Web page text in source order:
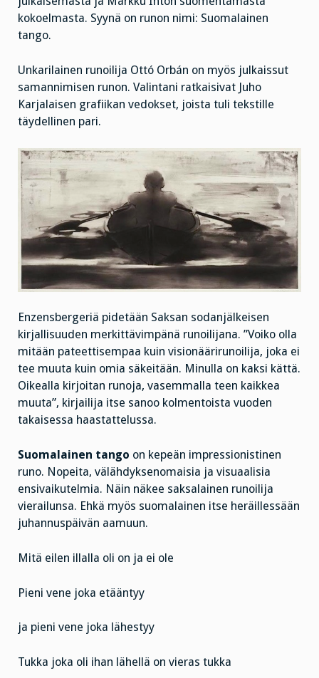
kokoelmasta. Syynä on runon nimi: Suomalainen
tango.
Unkarilainen runoilija Ottó Orbán on myös julkaissut
samannimisen runon. Valintani ratkaisivat Juho
Karjalaisen grafiikan vedokset, joista tuli tekstille
täydellinen pari.
Enzensbergeriä pidetään Saksan sodanjälkeisen
kirjallisuuden merkittävimpänä runoilijana. ”Voiko olla
mitään pateettisempaa kuin visionäärirunoilija, joka ei
tee muuta kuin omia säkeitään. Minulla on kaksi kättä.
Oikealla kirjoitan runoja, vasemmalla teen kaikkea
muuta”, kirjailija itse sanoo kolmentoista vuoden
takaisessa haastattelussa.
Suomalainen tango on kepeän impressionistinen
runo. Nopeita, välähdyksenomaisia ja visuaalisia
ensivaikutelmia. Näin näkee saksalainen runoilija
vierailunsa. Ehkä myös suomalainen itse heräillessään
juhannuspäivän aamuun.
Mitä eilen illalla oli on ja ei ole
Pieni vene joka etääntyy
ja pieni vene joka lähestyy
Tukka joka oli ihan lähellä on vieras tukka